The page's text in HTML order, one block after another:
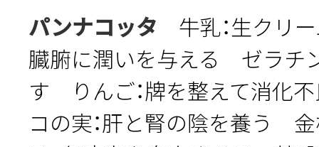
パンナコッタ 牛乳：生クリ
臓腑に潤いを与える ゼラチン
す りんご：牌を整えて消化
コの実：肝と腎の陰を養う 金